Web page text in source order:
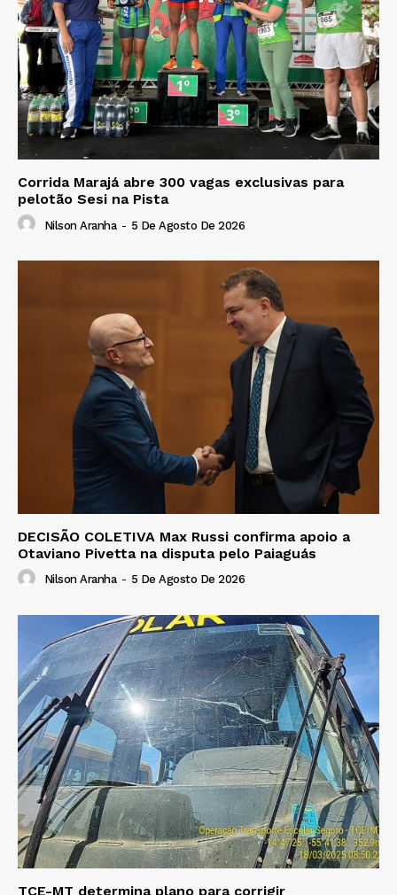
Corrida Marajá abre 300 vagas exclusivas para
pelotão Sesi na Pista
Nilson Aranha - 5 De Agosto De 2026
DECISÃO COLETIVA Max Russi confirma apoio a
Otaviano Pivetta na disputa pelo Paiaguás
Nilson Aranha - 5 De Agosto De 2026
TCE-MT determina plano para corrigir